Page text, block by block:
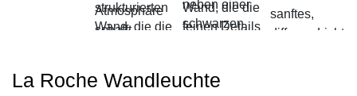
La Roche Wandleuchte